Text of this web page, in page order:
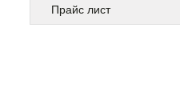
Прайс лист